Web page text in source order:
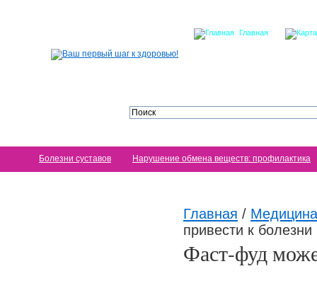
Главная
Болезни суставов Нарушение обмена веществ: профилактика
Главная /
привести к
Фаст-фуд